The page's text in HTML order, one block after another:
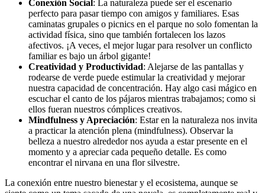
Conexión Social : La naturaleza puede ser el escenario
perfecto para pasar tiempo con amigos y familiares. Esas
caminatas grupales o picnics en el parque no solo fomentan la
actividad física, sino que también fortalecen los lazos
afectivos. ¡A veces, el mejor lugar para resolver un conflicto
familiar es bajo un árbol gigante!
Creatividad y Productividad: Alejarse de las pantallas y
rodearse de verde puede estimular la creatividad y mejorar
nuestra capacidad de concentración. Hay algo casi mágico en
escuchar el canto de los pájaros mientras trabajamos; como si
ellos fueran nuestros cómplices creativos.
Mindfulness y Apreciación: Estar en la naturaleza nos invita
a practicar la atención plena (mindfulness). Observar la
belleza a nuestro alrededor nos ayuda a estar presente en el
momento y a apreciar cada pequeño detalle. Es como
encontrar el nirvana en una flor silvestre.
La conexión entre nuestro bienestar y el ecosistema, aunque se